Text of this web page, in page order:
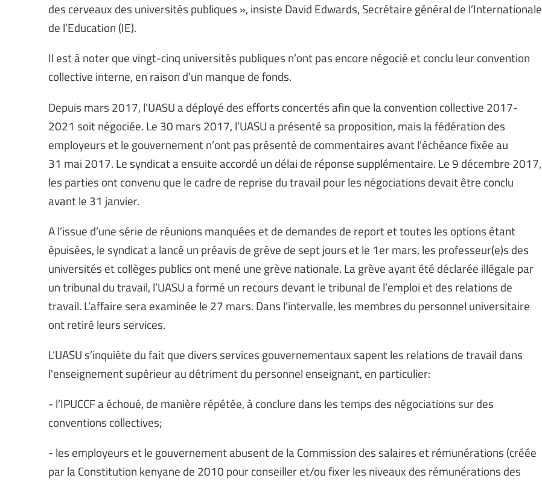
des cerveaux des universités publiques », insiste David Edwards, Secrétaire général de l’Internationale
de l’Education (IE).
Il est à noter que vingt-cinq universités publiques n’ont pas encore négocié et conclu leur convention
collective interne, en raison d’un manque de fonds.
Depuis mars 2017, l’UASU a déployé des efforts concertés afin que la convention collective 2017-
2021 soit négociée. Le 30 mars 2017, l’UASU a présenté sa proposition, mais la fédération des
employeurs et le gouvernement n’ont pas présenté de commentaires avant l’échéance fixée au
31 mai 2017. Le syndicat a ensuite accordé un délai de réponse supplémentaire. Le 9 décembre 2017,
les parties ont convenu que le cadre de reprise du travail pour les négociations devait être conclu
avant le 31 janvier.
A l’issue d’une série de réunions manquées et de demandes de report et toutes les options étant
épuisées, le syndicat a lancé un préavis de grève de sept jours et le 1er mars, les professeur(e)s des
universités et collèges publics ont mené une grève nationale. La grève ayant été déclarée illégale par
un tribunal du travail, l’UASU a formé un recours devant le tribunal de l’emploi et des relations de
travail. L’affaire sera examinée le 27 mars. Dans l’intervalle, les membres du personnel universitaire
ont retiré leurs services.
L’UASU s’inquiète du fait que divers services gouvernementaux sapent les relations de travail dans
l'enseignement supérieur au détriment du personnel enseignant, en particulier:
- l’IPUCCF a échoué, de manière répétée, à conclure dans les temps des négociations sur des
conventions collectives;
- les employeurs et le gouvernement abusent de la Commission des salaires et rémunérations (créée
par la Constitution kenyane de 2010 pour conseiller et/ou fixer les niveaux des rémunérations des